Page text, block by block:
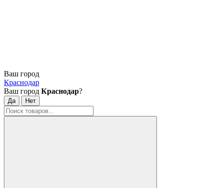
Ваш город
Краснодар
Ваш город Краснодар?